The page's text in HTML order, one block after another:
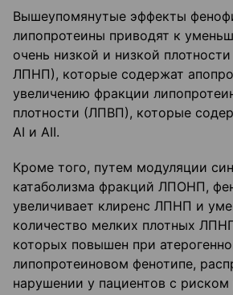
Вышеупомянутые эффекты
липопротеины приводят к
очень низкой и низкой
ЛПНП), которые содержат
увеличению фракции
плотности (ЛПВП), которые
AI и АII.
Кроме того, путем модуляции
катаболизма фракций ЛПОНП,
увеличивает клиренс ЛПНП и
количество мелких плотных
которых повышен при
липопротеиновом фенотипе,
нарушении у пациентов с риском